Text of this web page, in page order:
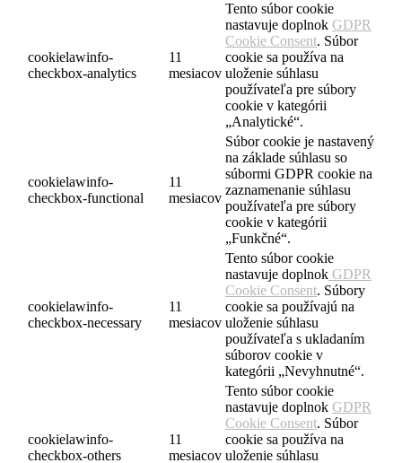
cookielawinfo-
checkbox-analytics
11
mesiacov
Tento súbor cookie
nastavuje doplnok GDPR
Cookie Consent. Súbor
cookie sa používa na
uloženie súhlasu
používateľa pre súbory
cookie v kategórii
„Analytické“.
cookielawinfo-
checkbox-functional
11
mesiacov
Súbor cookie je nastavený
na základe súhlasu so
súbormi GDPR cookie na
zaznamenanie súhlasu
používateľa pre súbory
cookie v kategórii
„Funkčné“.
cookielawinfo-
checkbox-necessary
11
mesiacov
Tento súbor cookie
nastavuje doplnok GDPR
Cookie Consent. Súbory
cookie sa používajú na
uloženie súhlasu
používateľa s ukladaním
súborov cookie v
kategórii „Nevyhnutné“.
cookielawinfo-
checkbox-others
11
mesiacov
Tento súbor cookie
nastavuje doplnok GDPR
Cookie Consent. Súbor
cookie sa používa na
uloženie súhlasu